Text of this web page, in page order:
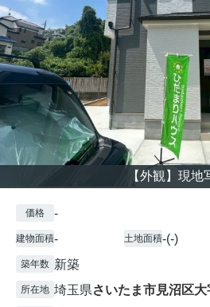
【外観】現地
価格 -
建物面積- 土地面積-(-)
築年数 新築
所在地 埼玉県さいたま市見沼区大